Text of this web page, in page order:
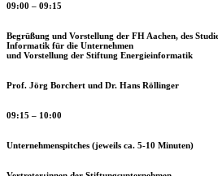
09:00 – 09:15
Begrüßung und Vorstellung der FH Aachen, des
Informatik für die Unternehmen
und Vorstellung der Stiftung Energieinformatik
Prof. Jörg Borchert und Dr. Hans Röllinger
09:15 – 10:00
Unternehmenspitches (jeweils ca. 5-10 Minuten)